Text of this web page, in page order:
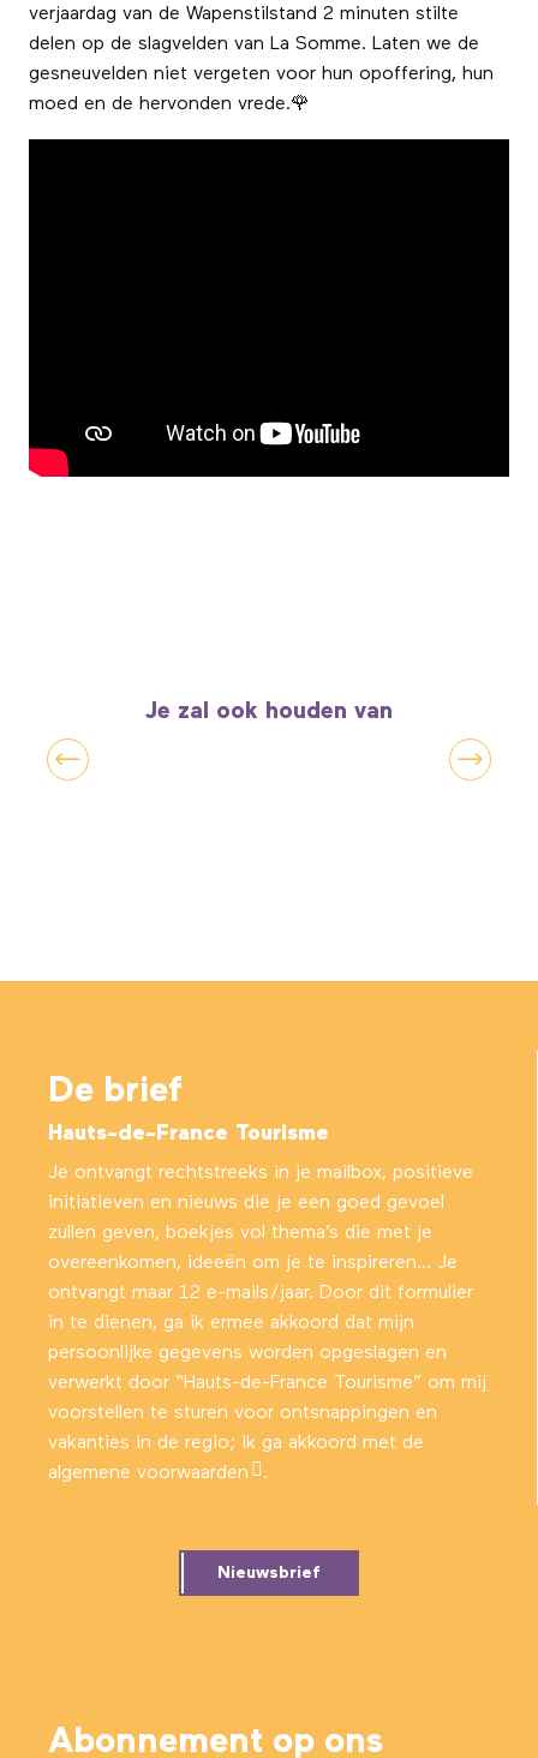
verjaardag van de Wapenstilstand 2 minuten stilte
delen op de slagvelden van La Somme. Laten we de
gesneuvelden niet vergeten voor hun opoffering, hun
moed en de hervonden vrede.🌹
Je zal ook houden van
De brief
Hauts-de-France Tourisme
Je ontvangt rechtstreeks in je mailbox, positieve
initiatieven en nieuws die je een goed gevoel
zullen geven, boekjes vol thema’s die met je
overeenkomen, ideeën om je te inspireren… Je
ontvangt maar 12 e-mails/jaar. Door dit formulier
in te dienen, ga ik ermee akkoord dat mijn
persoonlijke gegevens worden opgeslagen en
verwerkt door “Hauts-de-France Tourisme” om mij
voorstellen te sturen voor ontsnappingen en
vakanties in de regio; ik ga akkoord met de
algemene voorwaarden
.
Nieuwsbrief
Abonnement op ons